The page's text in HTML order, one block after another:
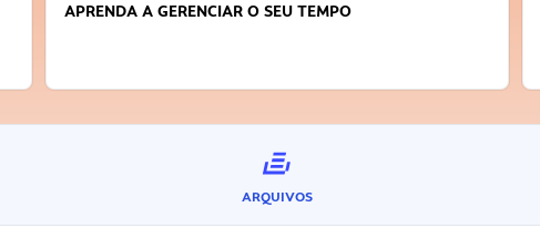
APRENDA A GERENCIAR O SEU TEMPO
ARQUIVOS